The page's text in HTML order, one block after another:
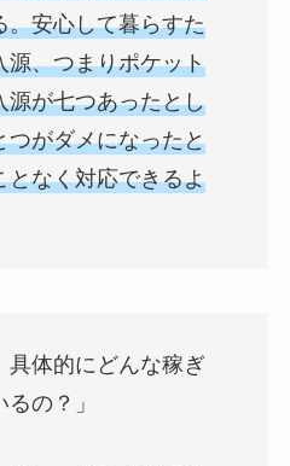
。安心して暮らすた
源、つまりポケット
源が七つあったとし
つがダメになったと
となく対応できるよ
具体的にどんな稼ぎ
の？」